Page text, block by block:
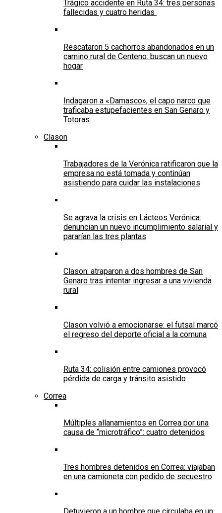
Trágico accidente en Ruta 34: tres personas
fallecidas y cuatro heridas
Rescataron 5 cachorros abandonados en un
camino rural de Centeno: buscan un nuevo
hogar
Indagaron a «Damasco», el capo narco que
traficaba estupefacientes en San Genaro y
Totoras
Clason
Trabajadores de la Verónica ratificaron que la
empresa no está tomada y continúan
asistiendo para cuidar las instalaciones
Se agrava la crisis en Lácteos Verónica:
denuncian un nuevo incumplimiento salarial y
pararían las tres plantas
Clason: atraparon a dos hombres de San
Genaro tras intentar ingresar a una vivienda
rural
Clason volvió a emocionarse: el futsal marcó
el regreso del deporte oficial a la comuna
Ruta 34: colisión entre camiones provocó
pérdida de carga y tránsito asistido
Correa
Múltiples allanamientos en Correa por una
causa de “microtráfico”: cuatro detenidos
Tres hombres detenidos en Correa: viajaban
en una camioneta con pedido de secuestro